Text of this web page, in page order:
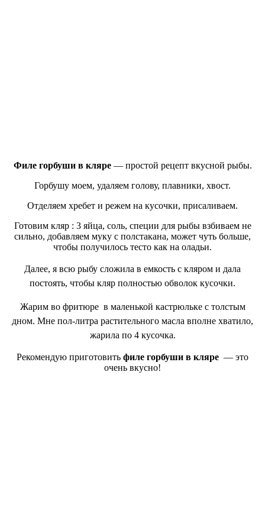
Филе горбуши в кляре— простой рецепт вкусной рыбы.
Горбушу моем, удаляем голову, плавники, хвост.
Отделяем хребет и режем на кусочки, присаливаем.
Готовим кляр : 3 яйца, соль, специи для рыбы взбиваем не
сильно, добавляем муку с полстакана, может чуть больше,
чтобы получилось тесто как на оладьи.
Далее, я всю рыбу сложила в емкость с кляром и дала
постоять, чтобы кляр полностью обволок кусочки.
Жарим во фритюре в маленькой кастрюльке с толстым
дном. Мне пол-литра растительного масла вполне хватило,
жарила по 4 кусочка.
Рекомендую приготовить филе горбуши в кляре — это
очень вкусно!